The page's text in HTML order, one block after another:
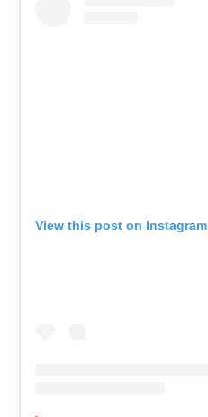
View this post on Instagram